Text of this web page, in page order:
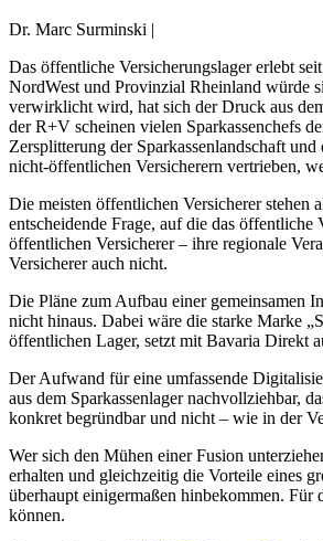
Dr. Marc Surminski |
Das öffentliche Versicherungslager erlebt
NordWest und Provinzial Rheinland würde
verwirklicht wird, hat sich der Druck aus
der R+V scheinen vielen Sparkassenchefs
Zersplitterung der Sparkassenlandschaft
nicht-öffentlichen Versicherern vertrieben,
Die meisten öffentlichen Versicherer
entscheidende Frage, auf die das
öffentlichen Versicherer – ihre regionale
Versicherer auch nicht.
Die Pläne zum Aufbau einer gemeinsamen
nicht hinaus. Dabei wäre die starke Marke
öffentlichen Lager, setzt mit Bavaria Direkt
Der Aufwand für eine umfassende
aus dem Sparkassenlager nachvollziehbar,
konkret begründbar und nicht – wie in der
Wer sich den Mühen einer Fusion
erhalten und gleichzeitig die Vorteile eines
überhaupt einigermaßen hinbekommen.
können.